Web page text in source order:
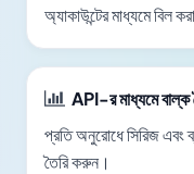
অ্যাকাউন্টের মাধ্যমে বিল
API-র মাধ্যমে বাল্ক
প্রতি অনুরোধে সিরিজ এবং
তৈরি করুন।